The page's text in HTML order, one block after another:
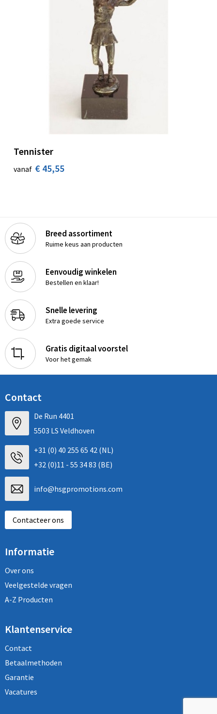
Tennister
vanaf € 45,55
Breed assortiment
Ruime keus aan producten
Eenvoudig winkelen
Bestellen en klaar!
Snelle levering
Extra goede service
Gratis digitaal voorstel
Voor het gemak
Contact
De Run 4401
5503 LS Veldhoven
+31 (0) 40 255 65 42 (NL)
+32 (0)11 - 55 34 83 (BE)
info@hsgpromotions.com
Contacteer ons
Informatie
Over ons
Veelgestelde vragen
A-Z Producten
Klantenservice
Contact
Betaalmethoden
Garantie
Vacatures